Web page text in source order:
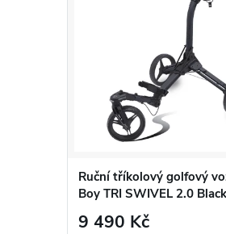
Ruční tříkolový golfový
Boy TRI SWIVEL 2.0
9 490 Kč